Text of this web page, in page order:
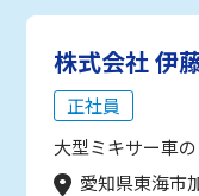
株式会社 伊
正社員
大型ミキサー車
愛知県東海市